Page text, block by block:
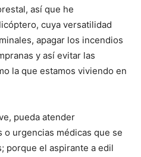
así que he
cuya versatilidad
apagar los incendios
y así evitar las
la que estamos viviendo en
pueda atender
urgencias médicas que se
porque el aspirante a edil